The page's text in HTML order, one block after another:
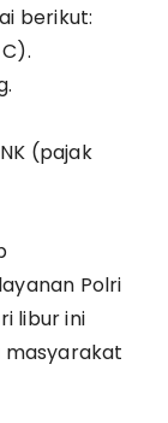
berikut:
(pajak
Polri
libur ini